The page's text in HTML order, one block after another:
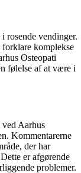
rosende vendinger.
forklare komplekse
Osteopati
følelse af at være i
Aarhus
Kommentarerne
der har
er afgørende
problemer.